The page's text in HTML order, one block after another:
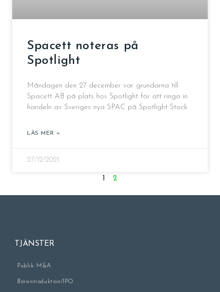
Spacett noteras på
Spotlight
Måndagen den 27 december var grundarna till
Spacett AB på plats hos Spotlight för att ringa in
handeln av Sveriges nya SPAC på Spotlight Stock
LÄS MER »
27/12/2021
1 2
TJÄNSTER
Publik M&A
Börsintroduktion/IPO